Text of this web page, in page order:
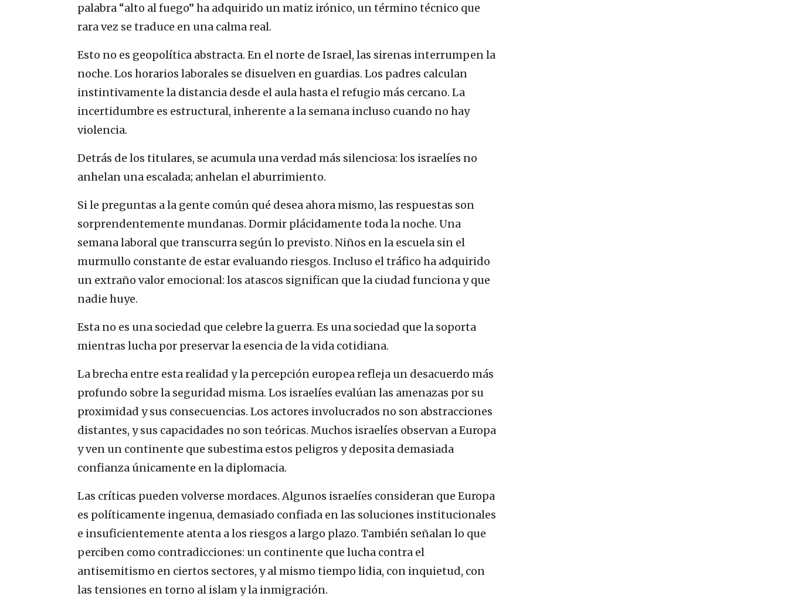
palabra “alto al fuego” ha adquirido un matiz irónico, un término técnico que
rara vez se traduce en una calma real.
Esto no es geopolítica abstracta. En el norte de Israel, las sirenas interrumpen la
noche. Los horarios laborales se disuelven en guardias. Los padres calculan
instintivamente la distancia desde el aula hasta el refugio más cercano. La
incertidumbre es estructural, inherente a la semana incluso cuando no hay
violencia.
Detrás de los titulares, se acumula una verdad más silenciosa: los israelíes no
anhelan una escalada; anhelan el aburrimiento.
Si le preguntas a la gente común qué desea ahora mismo, las respuestas son
sorprendentemente mundanas. Dormir plácidamente toda la noche. Una
semana laboral que transcurra según lo previsto. Niños en la escuela sin el
murmullo constante de estar evaluando riesgos. Incluso el tráfico ha adquirido
un extraño valor emocional: los atascos significan que la ciudad funciona y que
nadie huye.
Esta no es una sociedad que celebre la guerra. Es una sociedad que la soporta
mientras lucha por preservar la esencia de la vida cotidiana.
La brecha entre esta realidad y la percepción europea refleja un desacuerdo más
profundo sobre la seguridad misma. Los israelíes evalúan las amenazas por su
proximidad y sus consecuencias. Los actores involucrados no son abstracciones
distantes, y sus capacidades no son teóricas. Muchos israelíes observan a Europa
y ven un continente que subestima estos peligros y deposita demasiada
confianza únicamente en la diplomacia.
Las críticas pueden volverse mordaces. Algunos israelíes consideran que Europa
es políticamente ingenua, demasiado confiada en las soluciones institucionales
e insuficientemente atenta a los riesgos a largo plazo. También señalan lo que
perciben como contradicciones: un continente que lucha contra el
antisemitismo en ciertos sectores, y al mismo tiempo lidia, con inquietud, con
las tensiones en torno al islam y la inmigración.